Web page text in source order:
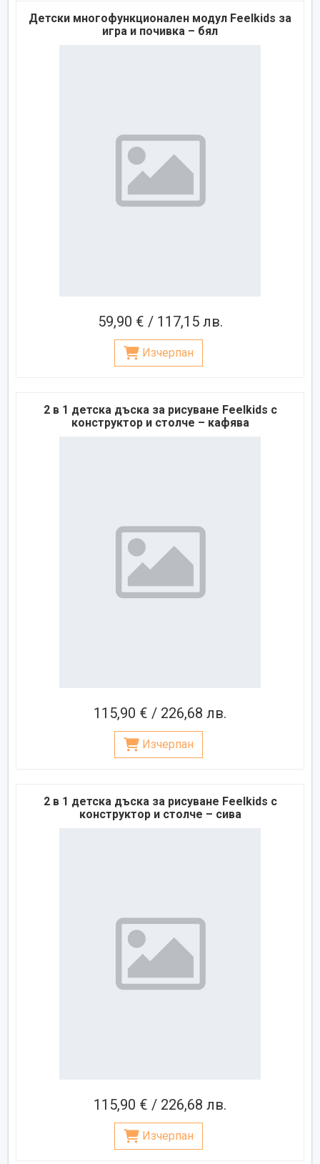
Детски многофункционален модул Feelkids за
игра и почивка – бял
59,90 € / 117,15 лв.
Изчерпан
2 в 1 детска дъска за рисуване Feelkids с
конструктор и столче – кафява
115,90 € / 226,68 лв.
Изчерпан
2 в 1 детска дъска за рисуване Feelkids с
конструктор и столче – сива
115,90 € / 226,68 лв.
Изчерпан